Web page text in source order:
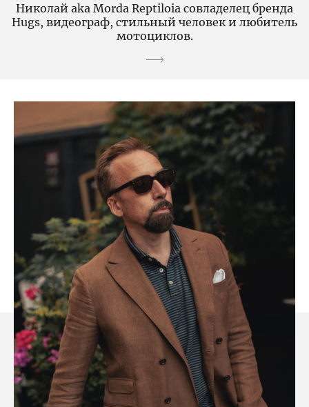
Николай aka Morda Reptiloia совладелец бренда
Hugs, видеограф, стильный человек и любитель
мотоциклов.